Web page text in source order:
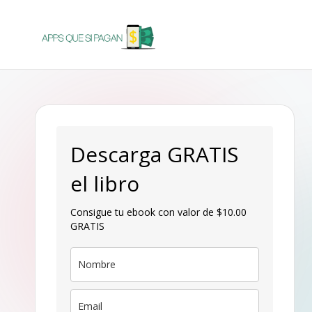
A
ganar
Descarga GRATIS
el libro
Consigue tu ebook con valor de $10.00
GRATIS